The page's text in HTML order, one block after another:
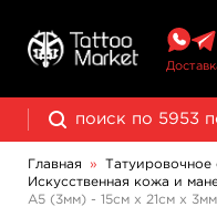
Главная » Татуировочное
Искусственная кожа и
А5 (3мм) - 15см х 21см х